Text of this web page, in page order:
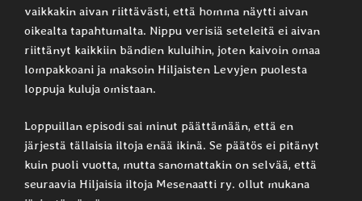
vaikkakin aivan riittävästi, että homma näytti aivan
oikealta tapahtumalta. Nippu verisiä seteleitä ei aivan
riittänyt kaikkiin bändien kuluihin, joten kaivoin omaa
lompakkoani ja maksoin Hiljaisten Levyjen puolesta
loppuja kuluja omistaan.
Loppuillan episodi sai minut päättämään, että en
järjestä tällaisia iltoja enää ikinä. Se päätös ei pitänyt
kuin puoli vuotta, mutta sanomattakin on selvää, että
seuraavia Hiljaisia iltoja Mesenaatti ry. ollut mukana